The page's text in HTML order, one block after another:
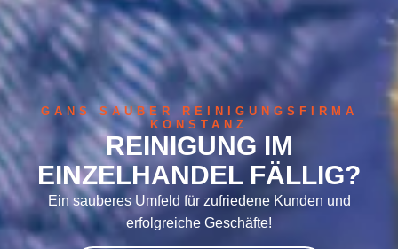
GANS SAUBER REINIGUNGSFIRMA
KONSTANZ
REINIGUNG IM
EINZELHANDEL FÄLLIG?
Ein sauberes Umfeld für zufriedene Kunden und
erfolgreiche Geschäfte!